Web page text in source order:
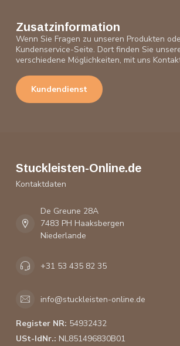
Zusatzinformation
Wenn Sie Fragen zu unseren Produkten
Kundenservice-Seite. Dort finden Sie
verschiedene Möglichkeiten, mit uns
Kundendienst
Stuckleisten-Online.de
Kontaktdaten
De Greune 28A
7483 PH Haaksbergen
Niederlande
+31 53 435 82 35
info@stuckleisten-online.de
Register NR: 54932432
USt-IdNr.: NL851496830B01